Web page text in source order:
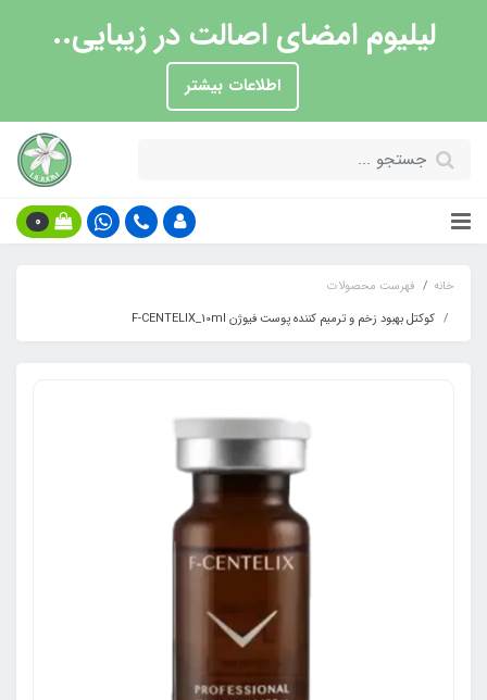
لیلیوم امضای اصالت در زیبایی..
اطلاعات بیشتر
0
خانه
فهرست محصولات
کوکتل بهبود زخم و ترمیم کننده پوست فیوژن F-CENTELIX_10ml